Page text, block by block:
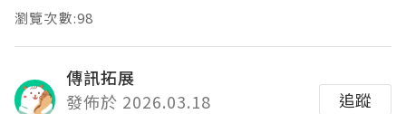
瀏覽次數:98
傳訊拓展
發佈於 2026.03.18
追蹤